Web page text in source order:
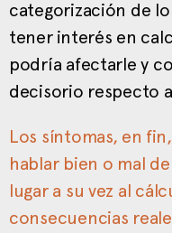
categorización de
tener interés en
podría afectarle y
decisorio respecto
Los síntomas, en
hablar bien o mal
lugar a su vez al
consecuencias